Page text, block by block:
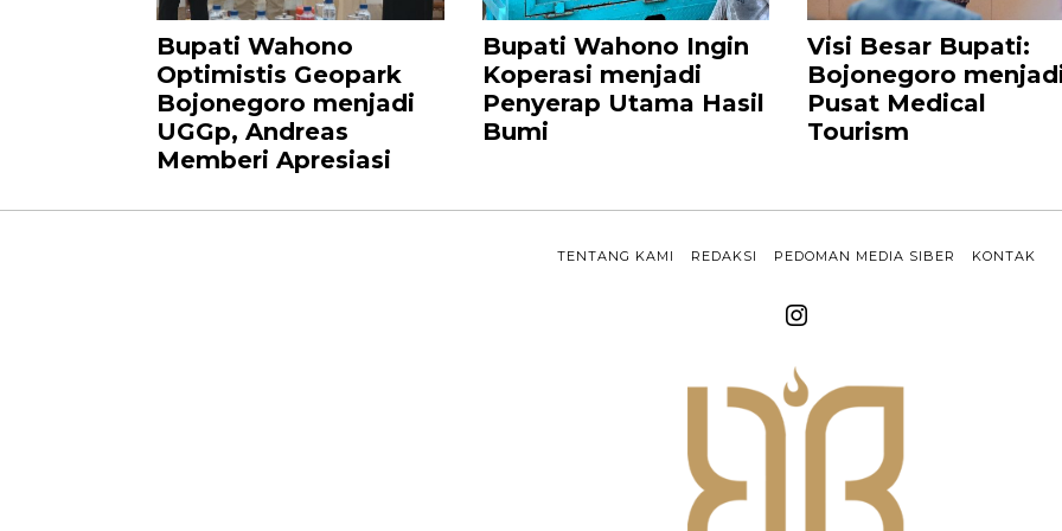
Bupati Wahono
Optimistis Geopark
Bojonegoro menjadi
UGGp, Andreas
Memberi Apresiasi
Bupati Wahono Ingin
Koperasi menjadi
Penyerap Utama Hasil
Bumi
Visi Besar Bupati:
Bojonegoro
Pusat Medical
Tourism
TENTANG KAMI REDAKSI PEDOMAN MEDIA SIBER KONTAK